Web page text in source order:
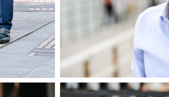
madeleinekrueger-